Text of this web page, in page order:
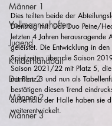
Männer 1
Vollmannschaften
Jugend
Kinderhandball
Damen 2
Männer 2
Männer 3
Dies teilten beide der
Dienstag mit. Das Duo Peine/
letzten 4 Jahren herausragende
geleistet. Die Entwicklung in den
Spielzeiten über die Saison
Saison 2021/22 mit Platz 5,
mit Platz 3 und nun als
bestätigen diesen Trend
außerhalb der Halle haben sie
weiterentwickelt.